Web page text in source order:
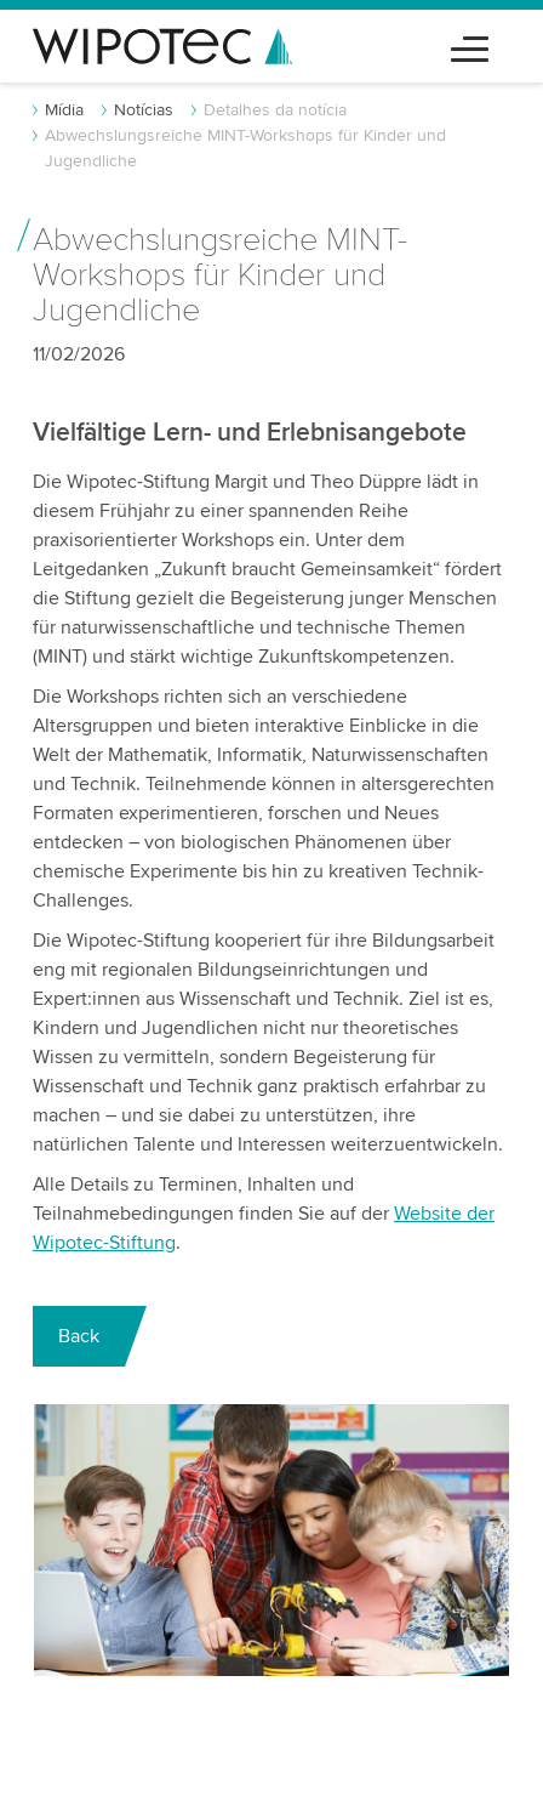
Mídia Notícias
Detalhes da notícia
Abwechslungsreiche MINT-Workshops für Kinder und
Jugendliche
Abwechslungsreiche MINT-
Workshops für Kinder und
Jugendliche
11/02/2026
Vielfältige Lern- und Erlebnisangebote
Die Wipotec-Stiftung Margit und Theo Düppre lädt in
diesem Frühjahr zu einer spannenden Reihe
praxisorientierter Workshops ein. Unter dem
Leitgedanken „Zukunft braucht Gemeinsamkeit“ fördert
die Stiftung gezielt die Begeisterung junger Menschen
für naturwissenschaftliche und technische Themen
(MINT) und stärkt wichtige Zukunftskompetenzen.
Die Workshops richten sich an verschiedene
Altersgruppen und bieten interaktive Einblicke in die
Welt der Mathematik, Informatik, Naturwissenschaften
und Technik. Teilnehmende können in altersgerechten
Formaten experimentieren, forschen und Neues
entdecken – von biologischen Phänomenen über
chemische Experimente bis hin zu kreativen Technik-
Challenges.
Die Wipotec-Stiftung kooperiert für ihre Bildungsarbeit
eng mit regionalen Bildungseinrichtungen und
Expert:innen aus Wissenschaft und Technik. Ziel ist es,
Kindern und Jugendlichen nicht nur theoretisches
Wissen zu vermitteln, sondern Begeisterung für
Wissenschaft und Technik ganz praktisch erfahrbar zu
machen – und sie dabei zu unterstützen, ihre
natürlichen Talente und Interessen weiterzuentwickeln.
Alle Details zu Terminen, Inhalten und
Teilnahmebedingungen finden Sie auf der Website der
Wipotec-Stiftung.
Back